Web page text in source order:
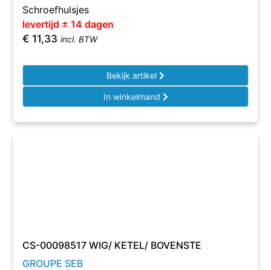
Schroefhulsjes
levertijd ± 14 dagen
€ 11,33 incl. BTW
Bekijk artikel
In winkelmand
CS-00098517 WIG/ KETEL/ BOVENSTE
GROUPE SEB